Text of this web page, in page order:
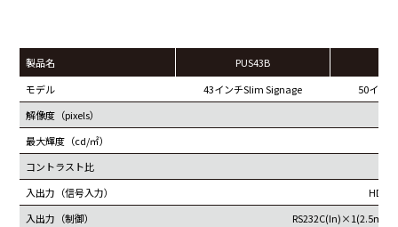
製品名 PUS43B
モデル
43インチSlim Signage
50イン
解像度（pixels）
最大輝度（cd/㎡）
コントラスト比
入出力（信号入力）
入出力（制御）